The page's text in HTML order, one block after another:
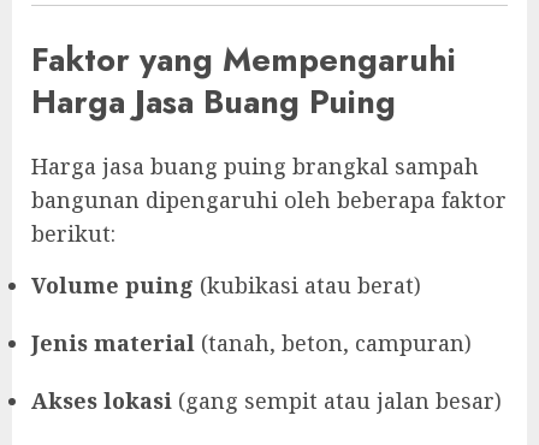
Faktor yang Mempengaruhi
Harga Jasa Buang Puing
Harga jasa buang puing brangkal sampah
bangunan dipengaruhi oleh beberapa faktor
berikut:
Volume puing (kubikasi atau berat)
Jenis material (tanah, beton, campuran)
Akses lokasi (gang sempit atau jalan besar)